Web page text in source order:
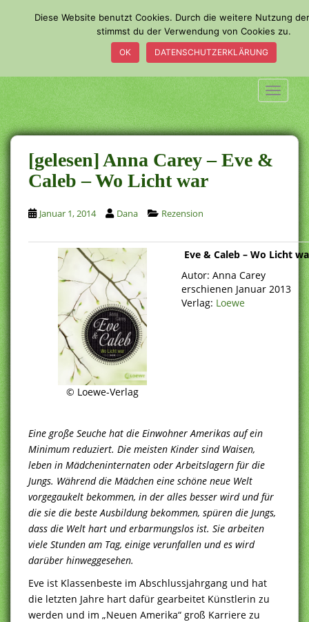
o
a
i
n
c
o
n
t
e
n
t
[gelesen] Anna Carey – Eve &
Caleb – Wo Licht war
Januar 1, 2014 Dana Rezension
© Loewe-Verlag
Eve & Caleb – Wo Licht
Autor: Anna Carey
erschienen Januar 2013
Verlag: Loewe
Eine große Seuche hat die Einwohner Amerikas auf ein
Minimum reduziert. Die meisten Kinder sind Waisen,
leben in Mädcheninternaten oder Arbeitslagern für die
Jungs. Während die Mädchen eine schöne neue Welt
vorgegaukelt bekommen, in der alles besser wird und für
die sie die beste Ausbildung bekommen, spüren die Jungs,
dass die Welt hart und erbarmungslos ist. Sie arbeiten
viele Stunden am Tag, einige verunfallen und es wird
darüber hinweggesehen.
Eve ist Klassenbeste im Abschlussjahrgang und hat
die letzten Jahre hart dafür gearbeitet Künstlerin zu
werden und im „Neuen Amerika“ groß Karriere zu
Diese Website benutzt Cookies. Durch die weitere Nutzung
stimmst du der Verwendung von Cookies zu.
OK DATENSCHUTZERKLÄRUNG